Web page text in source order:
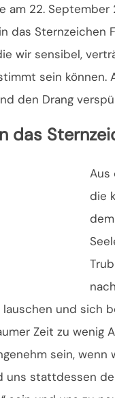
am 22.
das
wir sensibel,
sein können.
den Drang
das
Aus
die
und sich
Zeit zu wenig
sein,
stattdessen